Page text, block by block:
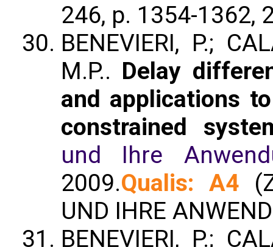
246, p. 1354-1362,
BENEVIERI, P.;
M.P.. Delay
and applications
constrained
und Ihre
2009.Qualis: A4
UND IHRE
BENEVIERI, P.;